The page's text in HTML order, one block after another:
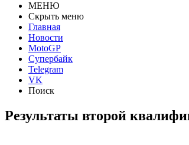
МЕНЮ
Скрыть меню
Главная
Новости
MotoGP
Супербайк
Telegram
VK
Поиск
Результаты второй